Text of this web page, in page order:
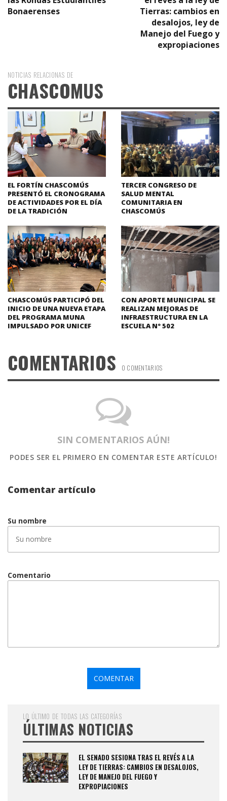
Bonaerenses
Tierras: cambios en
desalojos, ley de
Manejo del Fuego y
expropiaciones
NOTICIAS RELACIONAS DE
CHASCOMUS
EL FORTÍN CHASCOMÚS
PRESENTÓ EL CRONOGRAMA
DE ACTIVIDADES POR EL DÍA
DE LA TRADICIÓN
TERCER CONGRESO DE
SALUD MENTAL
COMUNITARIA EN
CHASCOMÚS
CHASCOMÚS PARTICIPÓ DEL
INICIO DE UNA NUEVA ETAPA
DEL PROGRAMA MUNA
IMPULSADO POR UNICEF
CON APORTE MUNICIPAL SE
REALIZAN MEJORAS DE
INFRAESTRUCTURA EN LA
ESCUELA Nº 502
COMENTARIOS 0 COMENTARIOS
SIN COMENTARIOS AÚN!
PODES SER EL PRIMERO EN COMENTAR ESTE ARTÍCULO!
Comentar artículo
Su nombre
Comentario
LO ÚLTIMO DE TODAS LAS CATEGORÍAS
ÚLTIMAS NOTICIAS
EL SENADO SESIONA TRAS EL REVÉS A LA
LEY DE TIERRAS: CAMBIOS EN DESALOJOS,
LEY DE MANEJO DEL FUEGO Y
EXPROPIACIONES